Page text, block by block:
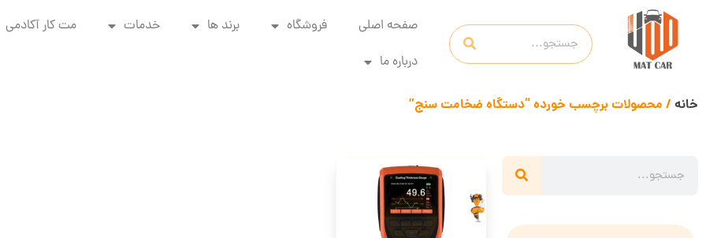
صفحه اصلی فروشگاه برند ها خدمات مت کار آکادمی
درباره ما
خانه / محصولات برچسب خورده “دستگاه ضخامت سنج”